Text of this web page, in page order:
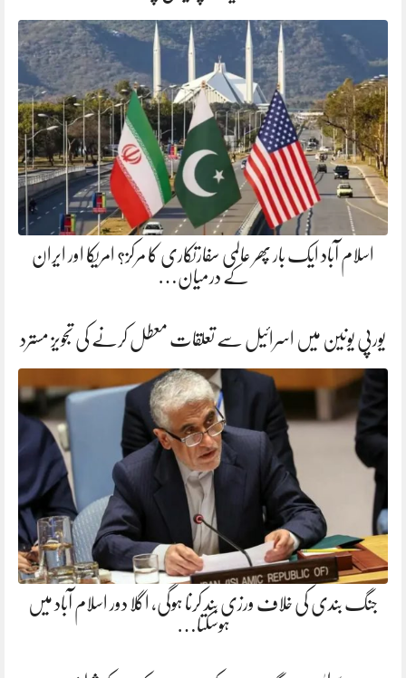
اسلام آباد ایک بار پھر عالمی سفارتکاری کا مرکز؟ امریکا اور ایران
کے درمیان…
یورپی یونین میں اسرائیل سے تعلقات معطل کرنے کی تجویز مسترد
جنگ بندی کی خلاف ورزی بند کرنا ہوگی، اگلا دور اسلام آباد میں
ہوسکتا…